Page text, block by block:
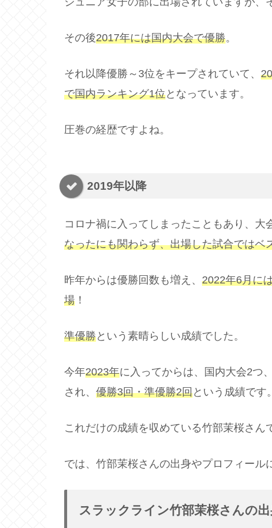
その後2017年には国内大会で優勝。
それ以降優勝～3位をキープされていて、
で国内ランキング1位となっています。
圧巻の経歴ですよね。
2019年以降
コロナ禍に入ってしまったこともあり、大
なったにも関わらず、出場した試合ではベ
昨年からは優勝回数も増え、 2022年6月に
場 ！
準優勝という素晴らしい成績でした。
今年2023年に入ってからは、国内大会2つ
され、 優勝3回・準優勝2回という成績です。
これだけの成績を収めている竹部茉桜さん
では、竹部茉桜さんの出身やプロフィール
スラックライン竹部茉桜さんの